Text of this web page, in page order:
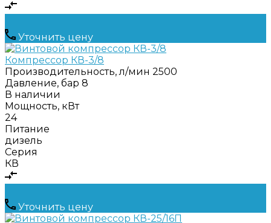
Уточнить цену
Компрессор КВ-3/8
Производительность, л/мин 2500
Давление, бар 8
В наличии
Мощность, кВт
24
Питание
дизель
Серия
КВ
Уточнить цену